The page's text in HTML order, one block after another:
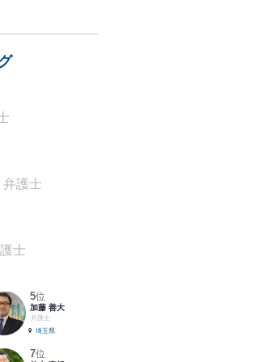
弁護士
士
5位
加藤 善大
弁護士
埼玉県
7位